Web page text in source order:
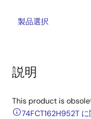
製品選択
説明
This product is
74FCT162H952T